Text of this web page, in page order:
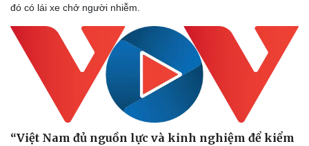
đó có lái xe chở người nhiễm.
“Việt Nam đủ nguồn lực và kinh nghiệm để kiểm